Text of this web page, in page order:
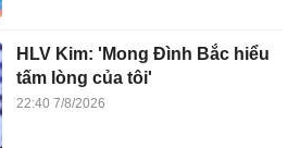
HLV Kim: 'Mong Đình Bắc hiểu
tấm lòng của tôi'
22:40 7/8/2026